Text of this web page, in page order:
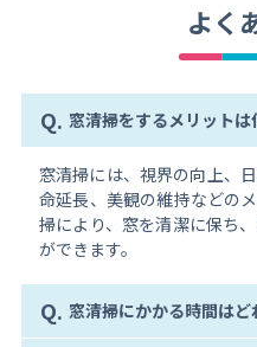
よく
Q. 窓清掃をするメリットは
窓清掃には、視界の向上、
命延長、美観の維持などの
掃により、窓を清潔に保ち
ができます。
Q. 窓清掃にかかる時間はど